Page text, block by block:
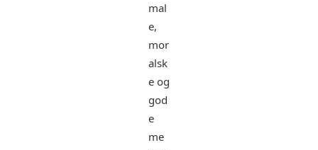
mal
e,
mor
alsk
e og
god
e
me